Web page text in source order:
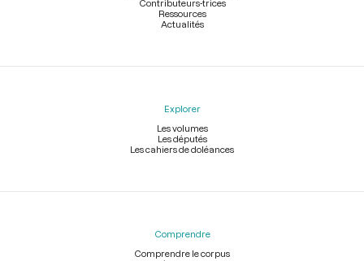
Contributeurs-trices
Ressources
Actualités
Explorer
Les volumes
Les députés
Les cahiers de doléances
Comprendre
Comprendre le corpus